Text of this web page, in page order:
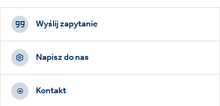
Footer
CTAs
Wyślij zapytanie
Napisz do nas
Kontakt